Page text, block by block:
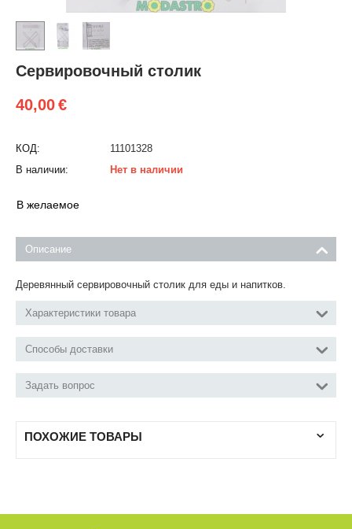
Сервировочный столик
40,00€
КОД:
11101328
В наличии:
Нет в наличии
В желаемое
Описание
Деревянный сервировочный столик для еды и напитков.
Характеристики товара
Способы доставки
Задать вопрос
ПОХОЖИЕ ТОВАРЫ